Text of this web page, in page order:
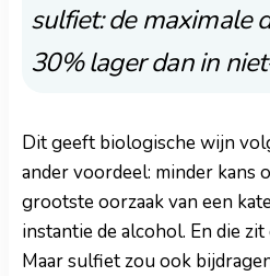
sulfiet: de maximale
30% lager dan in
Dit geeft biologische wijn
ander voordeel: minder kans
grootste oorzaak van een
instantie de alcohol. En die
Maar sulfiet zou ook